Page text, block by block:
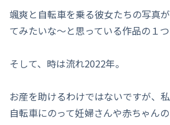
颯爽と自転車を乗る彼女たちの写真
てみたいな～と思っている作品の１つ
そして、時は流れ2022年。
お産を助けるわけではないですが、
自転車にのって妊婦さんや赤ちゃん